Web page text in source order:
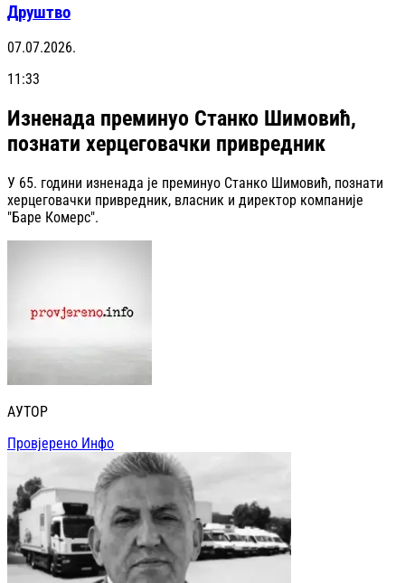
Друштво
07.07.2026.
11:33
Изненада преминуо Станко Шимовић,
познати херцеговачки привредник
У 65. години изненада је преминуо Станко Шимовић, познати
херцеговачки привредник, власник и директор компаније
"Баре Комерс".
АУТОР
Провјерено Инфо